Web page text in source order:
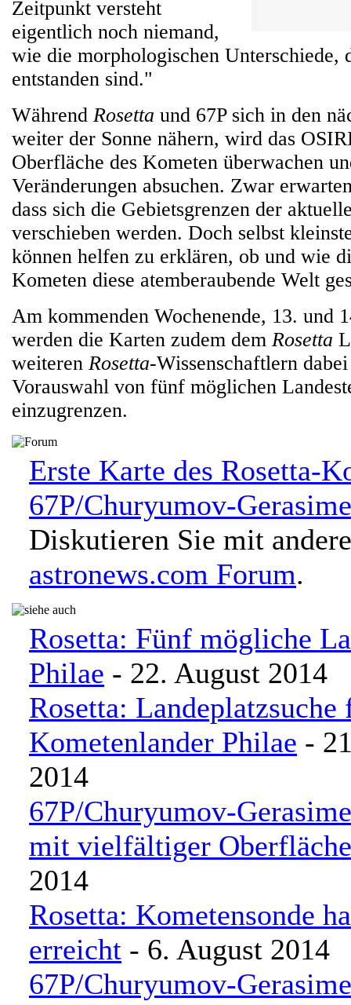
Zeitpunkt versteht
eigentlich noch niemand,
wie die morphologischen Unterschiede,
entstanden sind."
Während Rosetta und 67P sich in den
weiter der Sonne nähern, wird das
Oberfläche des Kometen überwachen
Veränderungen absuchen. Zwar
dass sich die Gebietsgrenzen der
verschieben werden. Doch selbst
können helfen zu erklären, ob und wie
Kometen diese atemberaubende Welt
Am kommenden Wochenende, 13. und
werden die Karten zudem dem Rosetta
weiteren Rosetta-Wissenschaftlern
Vorauswahl von fünf möglichen
einzugrenzen.
Erste Karte des Rosetta-
67P/Churyumov-
Diskutieren Sie mit
astronews.com Forum.
Rosetta: Fünf mögliche
Philae - 22. August 2014
Rosetta: Landeplatzsuche
Kometenlander Philae -
2014
67P/Churyumov-
mit vielfältiger Oberfläche
2014
Rosetta: Kometensonde
erreicht - 6. August 2014
67P/Churyumov-